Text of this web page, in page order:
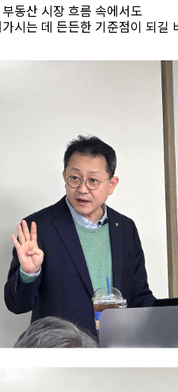
동산 시장 흐름 속에서도
시는 데 든든한 기준점이 되길